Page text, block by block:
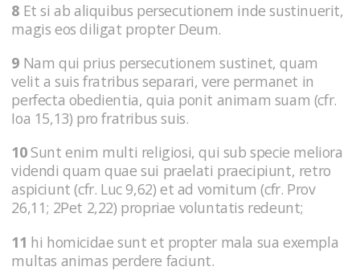
8 Et si ab aliquibus persecutionem inde sustinuerit,
magis eos diligat propter Deum.
9 Nam qui prius persecutionem sustinet, quam
velit a suis fratribus separari, vere permanet in
perfecta obedientia, quia ponit animam suam (cfr.
Ioa 15,13) pro fratribus suis.
10Sunt enim multi religiosi, qui sub specie meliora
videndi quam quae sui praelati praecipiunt, retro
aspiciunt (cfr. Luc 9,62) et ad vomitum (cfr. Prov
26,11; 2Pet 2,22) propriae voluntatis redeunt;
11 hi homicidae sunt et propter mala sua exempla
multas animas perdere faciunt.